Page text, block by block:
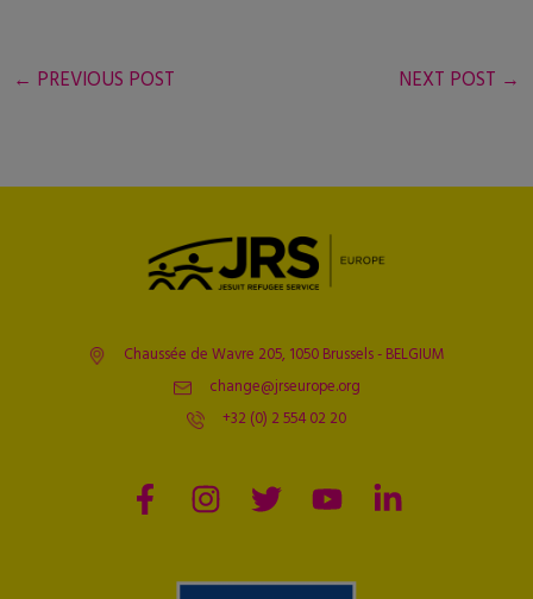
← PREVIOUS POST NEXT POST →
Chaussée de Wavre 205, 1050 Brussels - BELGIUM
change@jrseurope.org
+32 (0) 2 554 02 20